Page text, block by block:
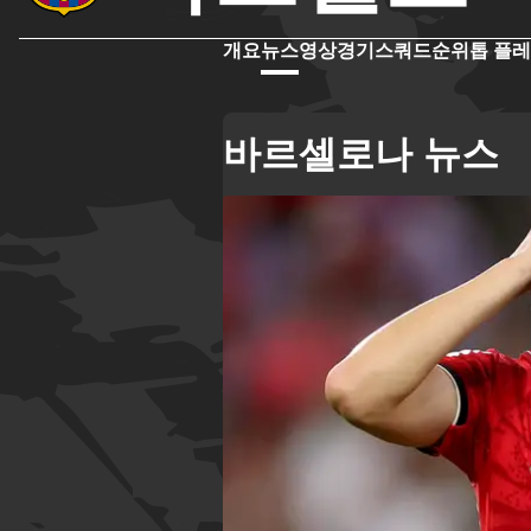
개요뉴스영상경기 스쿼드순위 톱 플
바르셀로나 뉴스